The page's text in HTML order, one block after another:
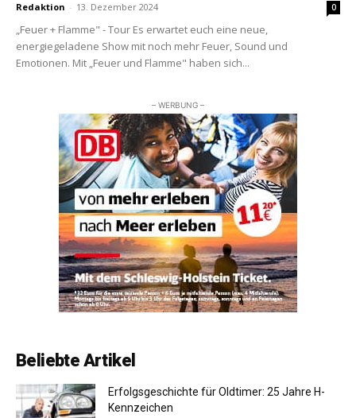
Redaktion - 13. Dezember 2024 0
„Feuer + Flamme" - Tour Es erwartet euch eine neue,
energiegeladene Show mit noch mehr Feuer, Sound und
Emotionen. Mit „Feuer und Flamme" haben sich...
– WERBUNG –
Beliebte Artikel
Erfolgsgeschichte für Oldtimer: 25 Jahre H-
Kennzeichen